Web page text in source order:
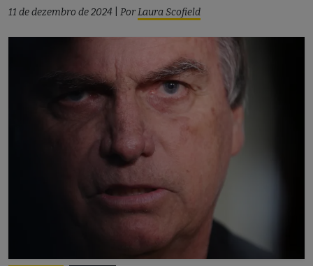
11 de dezembro de 2024 PorLaura Scofield